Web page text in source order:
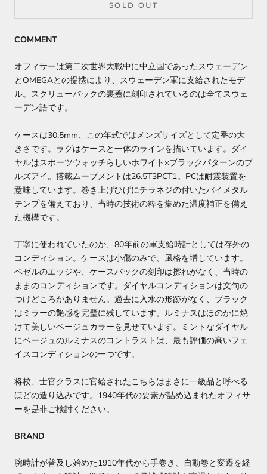
SOLD OUT
COMMENT
オフィサーは第二次世界大戦中に中立国であったスウェーデン
とOMEGAとの提携により、スウェーデン軍に支給されたモデ
ル。スクリューバックの裏蓋に刻印されているのは全てスウェ
ーデン語です。
ケースは30.5mm、この年式ではメンズサイズとして定番の大
きさです。ラグはケースと一体のラインを描いています。ダイ
ヤルはスポーツウォッチらしいホワイト×ブラックパターンのブ
ルズアイ。搭載ムーブメントは26.5T3PCT1。PCは耐震装置を
意味しています。巻き上げひげにチラネジの付いたバイメタル
テンプを備えており、当時の技術の粋を集めた温度補正を備え
た機構です。
丁寧に使われていたのか、80年前の軍支給時計としては存外の
コンディション。ケースは小傷のみで、風格を増しています。
ベゼルのエッジや、ケースバックの刻印は擦れがなく、当時の
ままのコンディションです。ダイヤルコンディションは文句の
つけどころがありません。過去に入水の形跡がなく、ブラック
はミラーの艶感を完璧に残しています。ルミナスはほのかに焼
けて美しいベージュカラーを見せています。ミントなダイヤル
にベージュのルミナスのコントラストは、最も評価の高いフェ
イスコンディションの一つです。
将校、士官クラスに官給されたこちらはまさに一級品と呼べる
ほどの造り込みです。1940年代の要素が詰め込まれたオフィサ
ーを是非ご検討ください。
BRAND
腕時計が普及し始めた1910年代から手巻き、自動巻と変遷を経